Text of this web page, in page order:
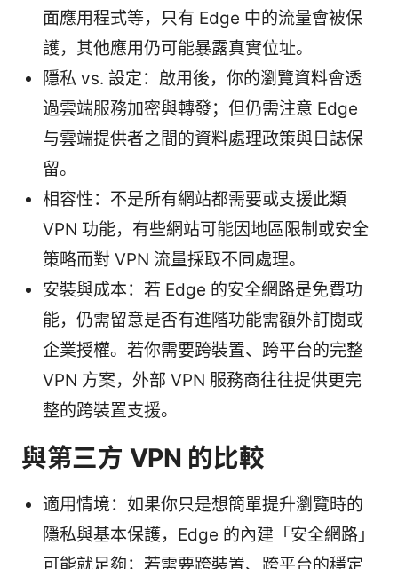
面應用程式等，只有 Edge 中的流量會被保
護，其他應用仍可能暴露真實位址。
隱私 vs. 設定：啟用後，你的瀏覽資料會透
過雲端服務加密與轉發；但仍需注意 Edge
与雲端提供者之間的資料處理政策與日誌保
留。
相容性：不是所有網站都需要或支援此類
VPN 功能，有些網站可能因地區限制或安全
策略而對 VPN 流量採取不同處理。
安裝與成本：若 Edge 的安全網路是免費功
能，仍需留意是否有進階功能需額外訂閱或
企業授權。若你需要跨裝置、跨平台的完整
VPN 方案，外部 VPN 服務商往往提供更完
整的跨裝置支援。
與第三方 VPN 的比較
適用情境：如果你只是想簡單提升瀏覽時的
隱私與基本保護，Edge 的內建「安全網路」